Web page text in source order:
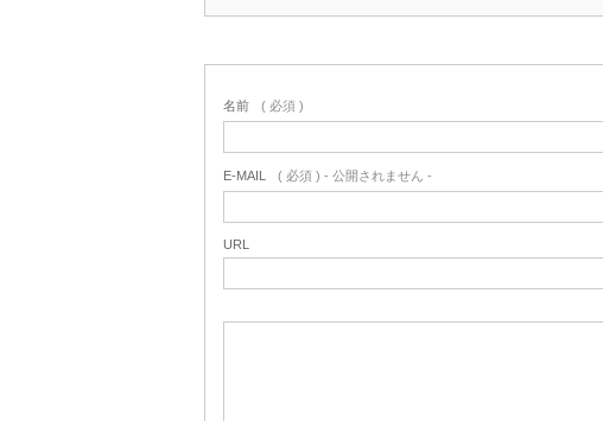
名前 ( 必須 )
E-MAIL ( 必須 ) - 公開されません -
URL